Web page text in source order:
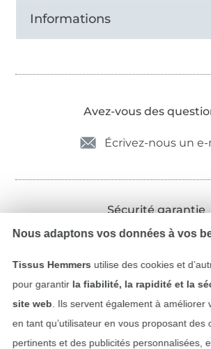
Informations
Avez-vous des
Écrivez-nous un e-
Sécurité garantie
Nous adaptons vos données à vos
Tissus Hemmers utilise des cookies et
pour garantir la fiabilité, la rapidité et la
site web . Ils servent également à améliorer
en tant qu’utilisateur en vous proposant des
pertinents et des publicités personnalisées,